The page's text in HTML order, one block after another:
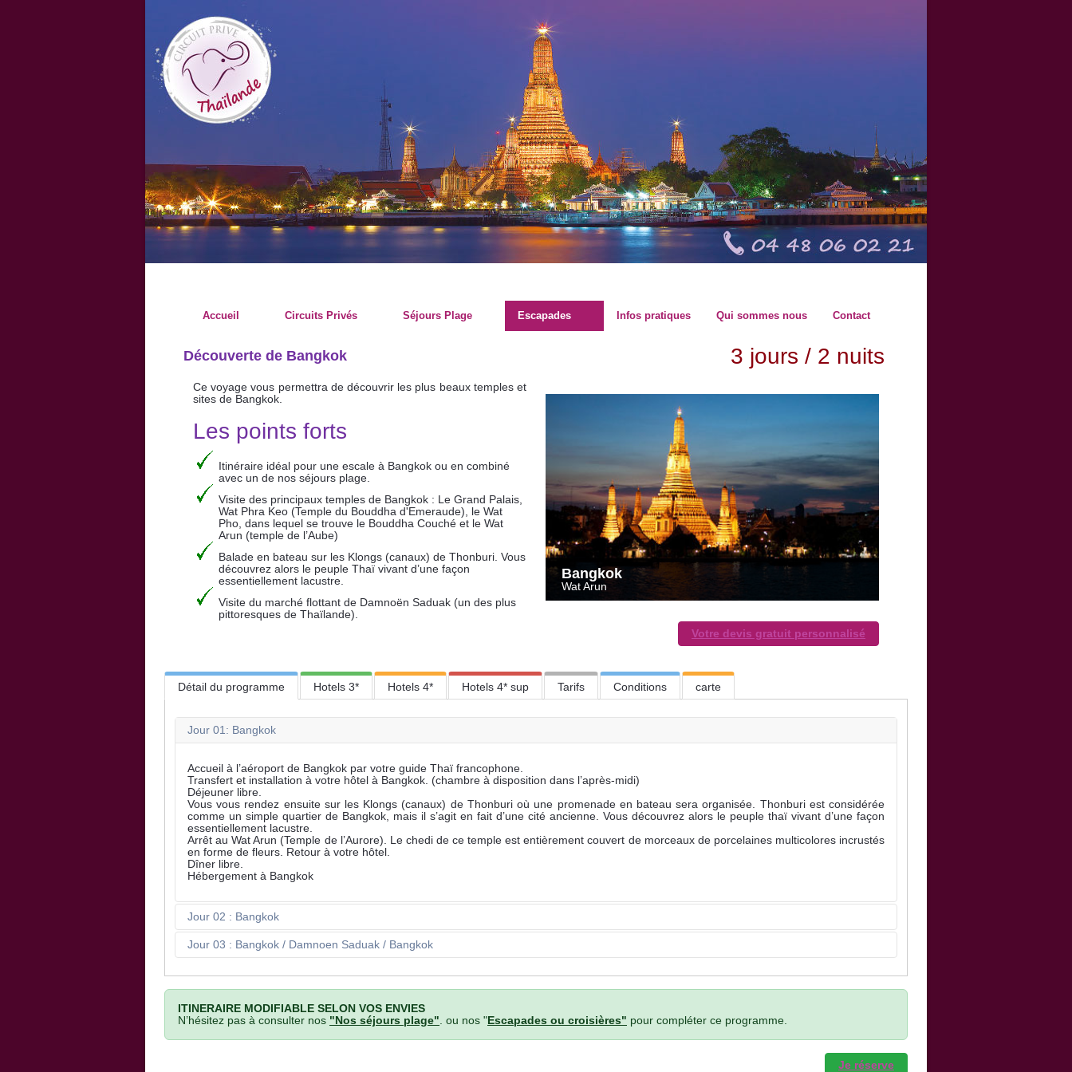
Accueil Circuits Privés Séjours Plage Escapades Infos pratiques Qui sommes nous Contact
Découverte de Bangkok 3 jours / 2 nuits
Ce voyage vous permettra de découvrir les plus beaux temples et
sites de Bangkok.
Les points forts
Itinéraire idéal pour une escale à Bangkok ou en combiné
avec un de nos séjours plage.
Visite des principaux temples de Bangkok : Le Grand Palais,
Wat Phra Keo (Temple du Bouddha d'Emeraude), le Wat
Pho, dans lequel se trouve le Bouddha Couché et le Wat
Arun (temple de l’Aube)
Balade en bateau sur les Klongs (canaux) de Thonburi. Vous
découvrez alors le peuple Thaï vivant d’une façon
essentiellement lacustre.
Visite du marché flottant de Damnoën Saduak (un des plus
pittoresques de Thaïlande).
Bangkok
Wat Arun
Votre devis gratuit personnalisé
Détail du programme Hotels 3* Hotels 4* Hotels 4* sup Tarifs Conditions carte
Jour 01: Bangkok
Accueil à l’aéroport de Bangkok par votre guide Thaï francophone.
Transfert et installation à votre hôtel à Bangkok. (chambre à disposition dans l’après-midi)
Déjeuner libre.
Vous vous rendez ensuite sur les Klongs (canaux) de Thonburi où une promenade en bateau sera organisée. Thonburi est considérée
comme un simple quartier de Bangkok, mais il s’agit en fait d’une cité ancienne. Vous découvrez alors le peuple thaï vivant d’une façon
essentiellement lacustre.
Arrêt au Wat Arun (Temple de l’Aurore). Le chedi de ce temple est entièrement couvert de morceaux de porcelaines multicolores incrustés
en forme de fleurs. Retour à votre hôtel.
Dîner libre.
Hébergement à Bangkok
Jour 02 : Bangkok
Jour 03 : Bangkok / Damnoen Saduak / Bangkok
ITINERAIRE MODIFIABLE SELON VOS ENVIES
N’hésitez pas à consulter nos "Nos séjours plage" . ou nos "Escapades ou croisières" pour compléter ce programme.
Je réserve